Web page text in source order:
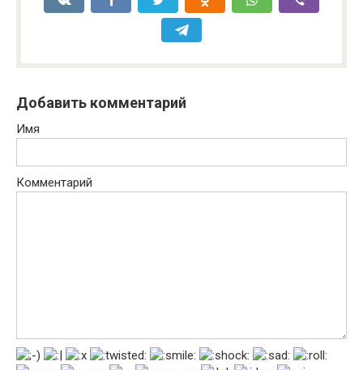
Добавить комментарий
Имя
Комментарий